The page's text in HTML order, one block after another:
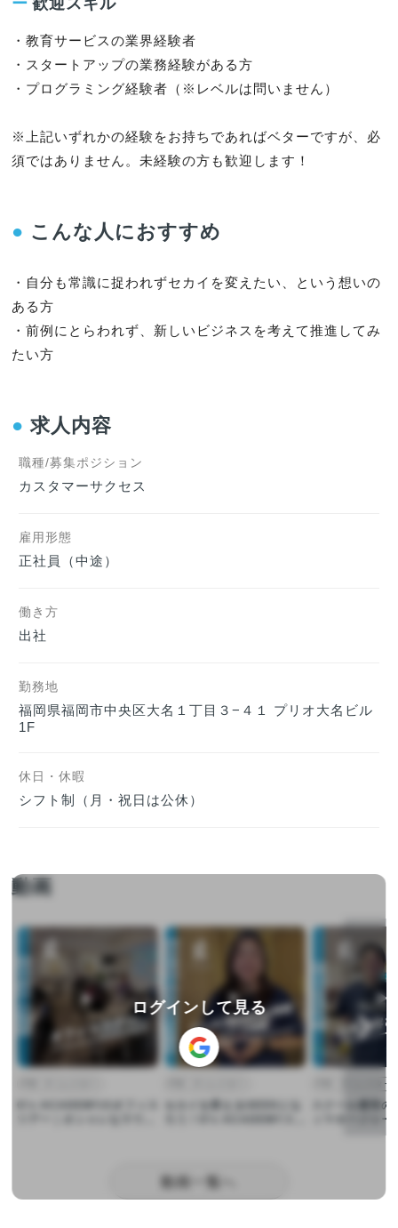
・教育サービスの業界経験者
・スタートアップの業務経験がある方
・プログラミング経験者（※レベルは問いません）
※上記いずれかの経験をお持ちであればベターですが、必
須ではありません。未経験の方も歓迎します！
● こんな人におすすめ
・自分も常識に捉われずセカイを変えたい、という想いの
ある方
・前例にとらわれず、新しいビジネスを考えて推進してみ
たい方
● 求人内容
職種/募集ポジション
カスタマーサクセス
雇用形態
正社員（中途）
働き方
出社
勤務地
福岡県福岡市中央区大名１丁目３−４１ プリオ大名ビル
1F
休日・休暇
シフト制（月・祝日は公休）
ログインして見る
動画
▶︎ ▶︎ ▶︎
PM・ディレクター
スクール運営
ィマネージャ
とやりがいを語